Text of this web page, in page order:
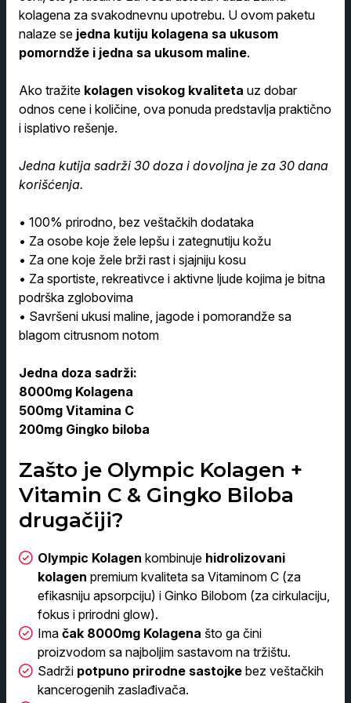
kolagena za svakodnevnu upotrebu. U ovom paketu
nalaze se jedna kutiju kolagena sa ukusom
pomorndže i jedna sa ukusom maline.
Ako tražite kolagen visokog kvaliteta uz dobar
odnos cene i količine, ova ponuda predstavlja praktično
i isplativo rešenje.
Jedna kutija sadrži 30 doza i dovoljna je za 30 dana
korišćenja.
• 100% prirodno, bez veštačkih dodataka
• Za osobe koje žele lepšu i zategnutiju kožu
• Za one koje žele brži rast i sjajniju kosu
• Za sportiste, rekreativce i aktivne ljude kojima je bitna
podrška zglobovima
• Savršeni ukusi maline, jagode i pomorandže sa
blagom citrusnom notom
Jedna doza sadrži:
8000mg Kolagena
500mg Vitamina C
200mg Gingko biloba
Zašto je Olympic Kolagen +
Vitamin C & Gingko Biloba
drugačiji?
Olympic Kolagen kombinuje hidrolizovani
kolagen premium kvaliteta sa Vitaminom C (za
efikasniju apsorpciju) i Ginko Bilobom (za cirkulaciju,
fokus i prirodni glow).
Ima čak 8000mg Kolagena što ga čini
proizvodom sa najboljim sastavom na tržištu.
Sadrži potpuno prirodne sastojke bez veštačkih
kancerogenih zaslađivača.